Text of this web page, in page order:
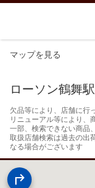
マップを見る
ローソン鶴舞
欠品等により、店舗に行
リニューアル等により、
一部、検索できない商品
取扱店舗検索は過去の出
なる場合がございます